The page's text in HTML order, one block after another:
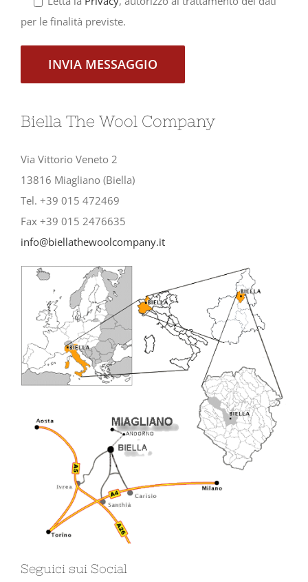
per le finalità previste.
Biella The Wool Company
Via Vittorio Veneto 2
13816 Miagliano (Biella)
Tel. +39 015 472469
Fax +39 015 2476635
info@biellathewoolcompany.it
Seguici sui Social